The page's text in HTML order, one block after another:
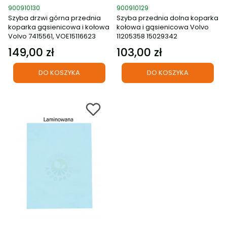
Kod produktu
900910130
Szyba drzwi górna przednia
koparka gąsienicowa i kołowa
Volvo 7415561, VOE15116623
Cena
149,00 zł
DO KOSZYKA
Kod produktu
900910129
Szyba przednia dolna koparka
kołowa i gąsienicowa Volvo
11205358 15029342
Cena
103,00 zł
DO KOSZYKA